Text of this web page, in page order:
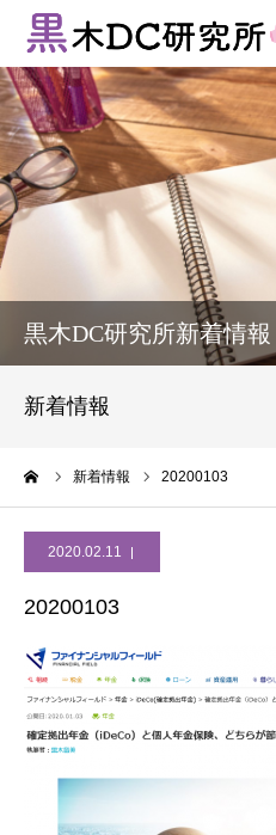
黒木DC研究所新着情報
新着情報
新着情報 20200103
2020.02.11
20200103
法人向けサービス
個人向けサービス
新着情報
お問い合わせ